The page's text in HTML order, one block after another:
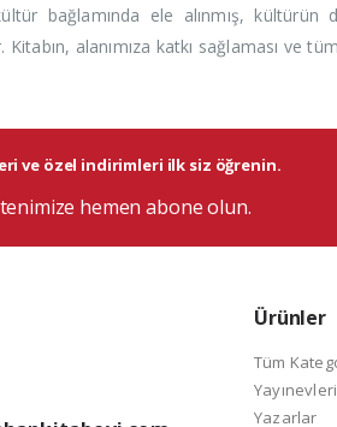
bağlamında ele alınmış, kültürün
alanımıza katkı sağlaması ve
ve özel indirimleri ilk siz öğrenin.
hemen abone olun.
Ürünler
Tüm
Yayınevleri
Yazarlar